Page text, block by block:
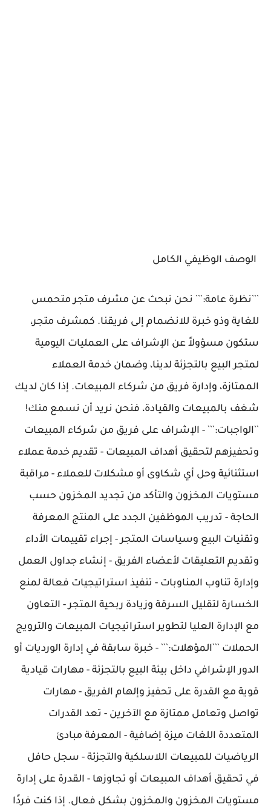
الوصف الوظيفي الكامل
```نظرة عامة:``` نحن نبحث عن مشرف متجر متحمس
للغاية وذو خبرة للانضمام إلى فريقنا. كمشرف متجر،
ستكون مسؤولاً عن الإشراف على العمليات اليومية
لمتجر البيع بالتجزئة لدينا، وضمان خدمة العملاء
الممتازة، وإدارة فريق من شركاء المبيعات. إذا كان لديك
شغف بالمبيعات والقيادة، فنحن نريد أن نسمع منك!
``الواجبات:``` - الإشراف على فريق من شركاء المبيعات
وتحفيزهم لتحقيق أهداف المبيعات - تقديم خدمة عملاء
استثنائية وحل أي شكاوى أو مشكلات للعملاء - مراقبة
مستويات المخزون والتأكد من تجديد المخزون حسب
الحاجة - تدريب الموظفين الجدد على المنتج المعرفة
وتقنيات البيع وسياسات المتجر - إجراء تقييمات الأداء
وتقديم التعليقات لأعضاء الفريق - إنشاء جداول العمل
وإدارة تناوب المناوبات - تنفيذ استراتيجيات فعالة لمنع
الخسارة لتقليل السرقة وزيادة ربحية المتجر - التعاون
مع الإدارة العليا لتطوير استراتيجيات المبيعات والترويج
الحملات ```المؤهلات:``` - خبرة سابقة في إدارة الورديات أو
الدور الإشرافي داخل بيئة البيع بالتجزئة - مهارات قيادية
قوية مع القدرة على تحفيز وإلهام الفريق - مهارات
تواصل وتعامل ممتازة مع الآخرين - تعد القدرات
المتعددة اللغات ميزة إضافية - المعرفة مبادئ
الرياضيات للمبيعات اللاسلكية والتجزئة - سجل حافل
في تحقيق أهداف المبيعات أو تجاوزها - القدرة على إدارة
مستويات المخزون والمخزون بشكل فعال. إذا كنت فردًا